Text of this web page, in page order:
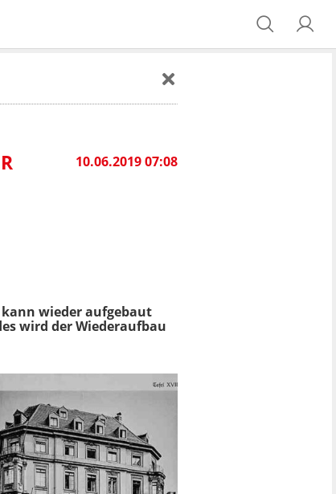
10.06.2019 07:08
wieder aufgebaut
wird der Wiederaufbau